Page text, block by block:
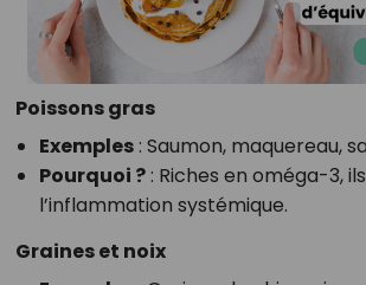
Poissons gras
Exemples: Saumon, maquereau,
Pourquoi ?: Riches en oméga-3,
l’inflammation systémique.
Graines et noix